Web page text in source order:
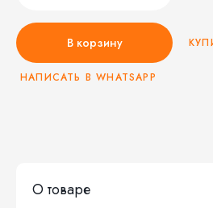
В корзину
НАПИСАТЬ В WHATSAPP
О товаре